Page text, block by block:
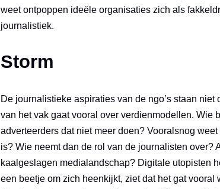
weet ontpoppen ideële organisaties zich als
journalistiek.
Storm
De journalistieke aspiraties van de ngo’s staan
van het vak gaat vooral over verdienmodellen. Wie
adverteerders dat niet meer doen? Vooralsnog
is? Wie neemt dan de rol van de journalisten over?
kaalgeslagen medialandschap? Digitale utopisten
een beetje om zich heenkijkt, ziet dat het gat